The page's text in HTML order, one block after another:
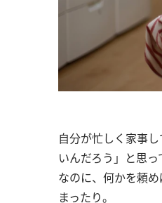
自分が忙しく家事
いんだろう」と思
なのに、何かを頼
まったり。